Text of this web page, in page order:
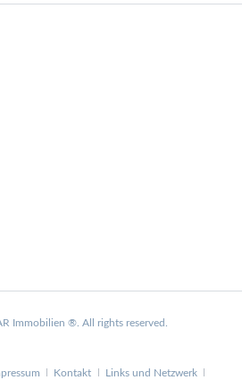
Immobilien ®. All rights reserved.
Kontakt
Links und Netzwerk